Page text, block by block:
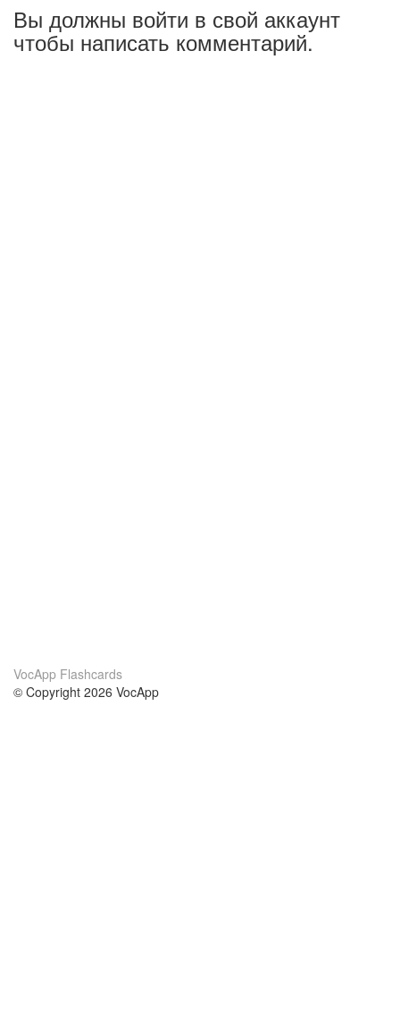
Вы должны войти в свой аккаунт
чтобы написать комментарий.
VocApp Flashcards
© Copyright 2026 VocApp